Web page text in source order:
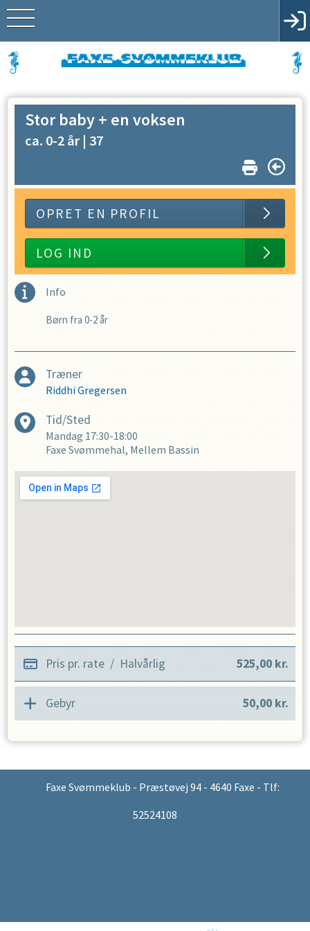
Stor baby + en voksen
ca. 0-2 år | 37
OPRET EN PROFIL
LOG IND
Info
Børn fra 0-2 år
Træner
Riddhi Gregersen
Tid/Sted
Mandag 17:30-18:00
Faxe Svømmehal, Mellem Bassin
Pris pr. rate / Halvårlig 525,00 kr.
Gebyr 50,00 kr.
Faxe Svømmeklub - Præstøvej 94 - 4640 Faxe - Tlf:
52524108